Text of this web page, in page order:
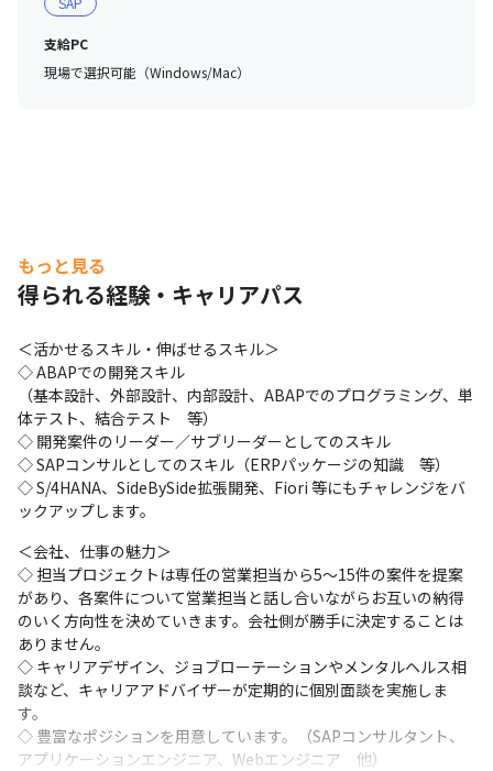
支給PC
現場で選択可能（Windows/Mac）
もっと見る
得られる経験・キャリアパス
＜活かせるスキル・伸ばせるスキル＞
◇ ABAPでの開発スキル
（基本設計、外部設計、内部設計、ABAPでのプログラミング、単
体テスト、結合テスト　等）
◇ 開発案件のリーダー／サブリーダーとしてのスキル
◇ SAPコンサルとしてのスキル（ERPパッケージの知識　等）
◇ S/4HANA、SideBySide拡張開発、Fiori 等にもチャレンジをバ
ックアップします。
＜会社、仕事の魅力＞
◇ 担当プロジェクトは専任の営業担当から5～15件の案件を提案
があり、各案件について営業担当と話し合いながらお互いの納得
のいく方向性を決めていきます。会社側が勝手に決定することは
ありません。
◇ キャリアデザイン、ジョブローテーションやメンタルヘルス相
談など、キャリアアドバイザーが定期的に個別面談を実施しま
す。
◇ 豊富なポジションを用意しています。（SAPコンサルタント、
アプリケーションエンジニア、Webエンジニア　他）